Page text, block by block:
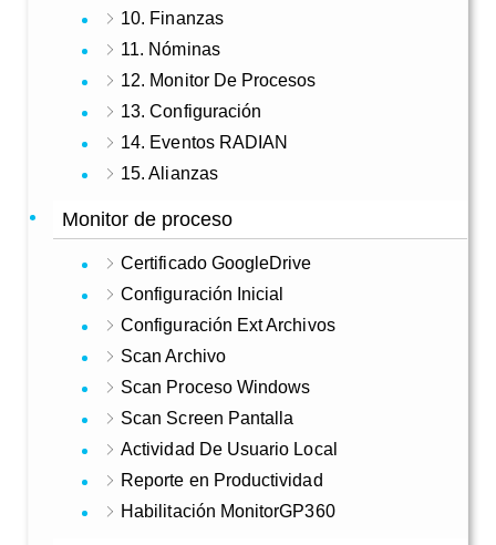
10. Finanzas
11. Nóminas
12. Monitor De Procesos
13. Configuración
14. Eventos RADIAN
15. Alianzas
Monitor de proceso
Certificado GoogleDrive
Configuración Inicial
Configuración Ext Archivos
Scan Archivo
Scan Proceso Windows
Scan Screen Pantalla
Actividad De Usuario Local
Reporte en Productividad
Habilitación MonitorGP360